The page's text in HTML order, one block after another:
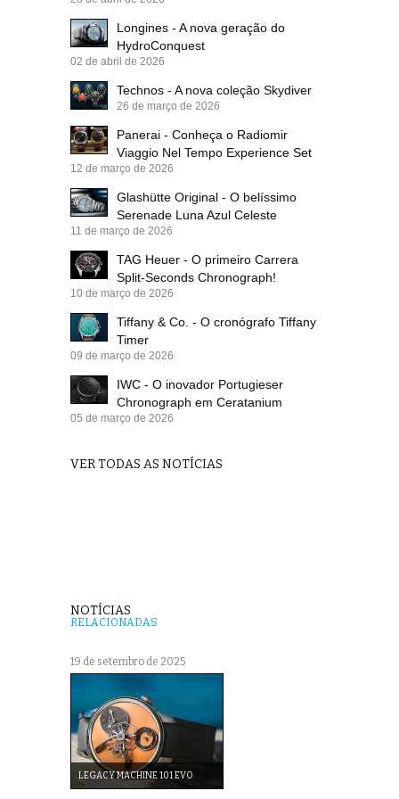
Longines - A nova geração do
HydroConquest
02 de abril de 2026
Technos - A nova coleção Skydiver
26 de março de 2026
Panerai - Conheça o Radiomir
Viaggio Nel Tempo Experience Set
12 de março de 2026
Glashütte Original - O belíssimo
Serenade Luna Azul Celeste
11 de março de 2026
TAG Heuer - O primeiro Carrera
Split-Seconds Chronograph!
10 de março de 2026
Tiffany & Co. - O cronógrafo Tiffany
Timer
09 de março de 2026
IWC - O inovador Portugieser
Chronograph em Ceratanium
05 de março de 2026
VER TODAS AS NOTÍCIAS
NOTÍCIAS
RELACIONADAS
19 de setembro de 2025
LEGACY MACHINE 101 EVO